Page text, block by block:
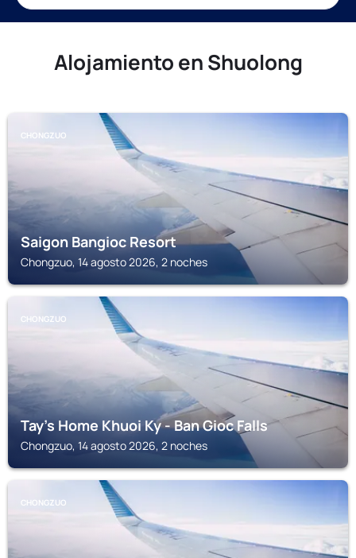
Alojamiento en Shuolong
CHONGZUO
Saigon Bangioc Resort
Chongzuo, 14 agosto 2026, 2 noches
CHONGZUO
Tay's Home Khuoi Ky - Ban Gioc Falls
Chongzuo, 14 agosto 2026, 2 noches
CHONGZUO